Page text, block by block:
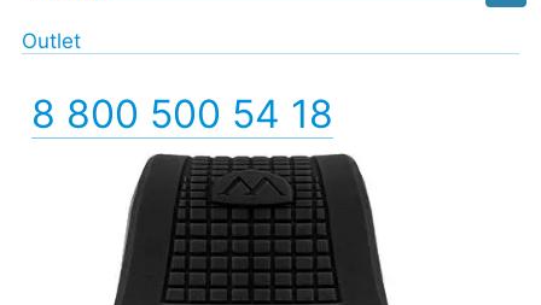
Outlet
8 800 500 54 18